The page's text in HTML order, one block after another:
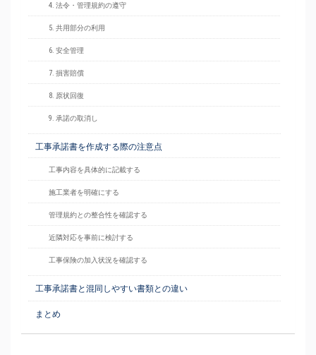
4. 法令・管理規約の遵守
5. 共用部分の利用
6. 安全管理
7. 損害賠償
8. 原状回復
9. 承諾の取消し
工事承諾書を作成する際の注意点
工事内容を具体的に記載する
施工業者を明確にする
管理規約との整合性を確認する
近隣対応を事前に検討する
工事保険の加入状況を確認する
工事承諾書と混同しやすい書類との違い
まとめ